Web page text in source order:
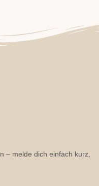
– melde dich einfach kurz,